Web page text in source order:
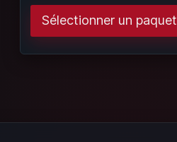
Sélectionner un paquet